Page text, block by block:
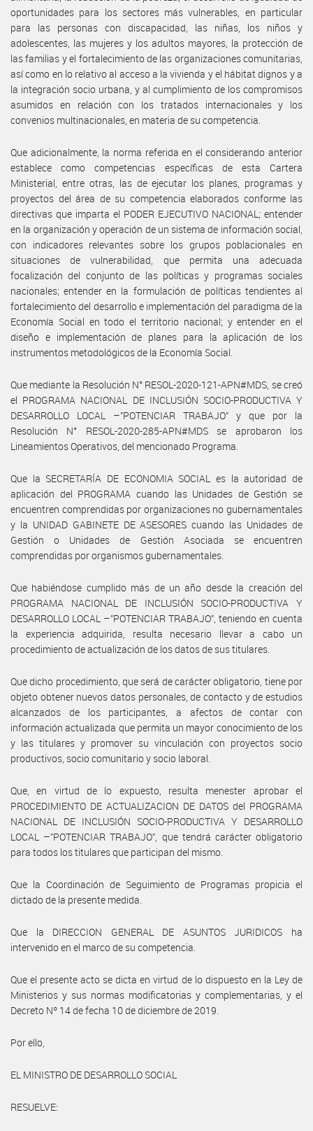
oportunidades para los sectores más vulnerables, en particular
para las personas con discapacidad, las niñas, los niños y
adolescentes, las mujeres y los adultos mayores, la protección de
las familias y el fortalecimiento de las organizaciones comunitarias,
así como en lo relativo al acceso a la vivienda y el hábitat dignos y a
la integración socio urbana, y al cumplimiento de los compromisos
asumidos en relación con los tratados internacionales y los
convenios multinacionales, en materia de su competencia.
Que adicionalmente, la norma referida en el considerando anterior
establece como competencias específicas de esta Cartera
Ministerial, entre otras, las de ejecutar los planes, programas y
proyectos del área de su competencia elaborados conforme las
directivas que imparta el PODER EJECUTIVO NACIONAL; entender
en la organización y operación de un sistema de información social,
con indicadores relevantes sobre los grupos poblacionales en
situaciones de vulnerabilidad, que permita una adecuada
focalización del conjunto de las políticas y programas sociales
nacionales; entender en la formulación de políticas tendientes al
fortalecimiento del desarrollo e implementación del paradigma de la
Economía Social en todo el territorio nacional; y entender en el
diseño e implementación de planes para la aplicación de los
instrumentos metodológicos de la Economía Social.
Que mediante la Resolución N° RESOL-2020-121-APN#MDS, se creó
el PROGRAMA NACIONAL DE INCLUSIÓN SOCIO-PRODUCTIVA Y
DESARROLLO LOCAL –”POTENCIAR TRABAJO” y que por la
Resolución N° RESOL-2020-285-APN#MDS se aprobaron los
Lineamientos Operativos, del mencionado Programa.
Que la SECRETARÍA DE ECONOMIA SOCIAL es la autoridad de
aplicación del PROGRAMA cuando las Unidades de Gestión se
encuentren comprendidas por organizaciones no gubernamentales
y la UNIDAD GABINETE DE ASESORES cuando las Unidades de
Gestión o Unidades de Gestión Asociada se encuentren
comprendidas por organismos gubernamentales.
Que habiéndose cumplido más de un año desde la creación del
PROGRAMA NACIONAL DE INCLUSIÓN SOCIO-PRODUCTIVA Y
DESARROLLO LOCAL –”POTENCIAR TRABAJO”, teniendo en cuenta
la experiencia adquirida, resulta necesario llevar a cabo un
procedimiento de actualización de los datos de sus titulares.
Que dicho procedimiento, que será de carácter obligatorio, tiene por
objeto obtener nuevos datos personales, de contacto y de estudios
alcanzados de los participantes, a afectos de contar con
información actualizada que permita un mayor conocimiento de los
y las titulares y promover su vinculación con proyectos socio
productivos, socio comunitario y socio laboral.
Que, en virtud de lo expuesto, resulta menester aprobar el
PROCEDIMIENTO DE ACTUALIZACION DE DATOS del PROGRAMA
NACIONAL DE INCLUSIÓN SOCIO-PRODUCTIVA Y DESARROLLO
LOCAL –”POTENCIAR TRABAJO”, que tendrá carácter obligatorio
para todos los titulares que participan del mismo.
Que la Coordinación de Seguimiento de Programas propicia el
dictado de la presente medida.
Que la DIRECCION GENERAL DE ASUNTOS JURIDICOS ha
intervenido en el marco de su competencia.
Que el presente acto se dicta en virtud de lo dispuesto en la Ley de
Ministerios y sus normas modificatorias y complementarias, y el
Decreto Nº 14 de fecha 10 de diciembre de 2019.
Por ello,
EL MINISTRO DE DESARROLLO SOCIAL
RESUELVE: